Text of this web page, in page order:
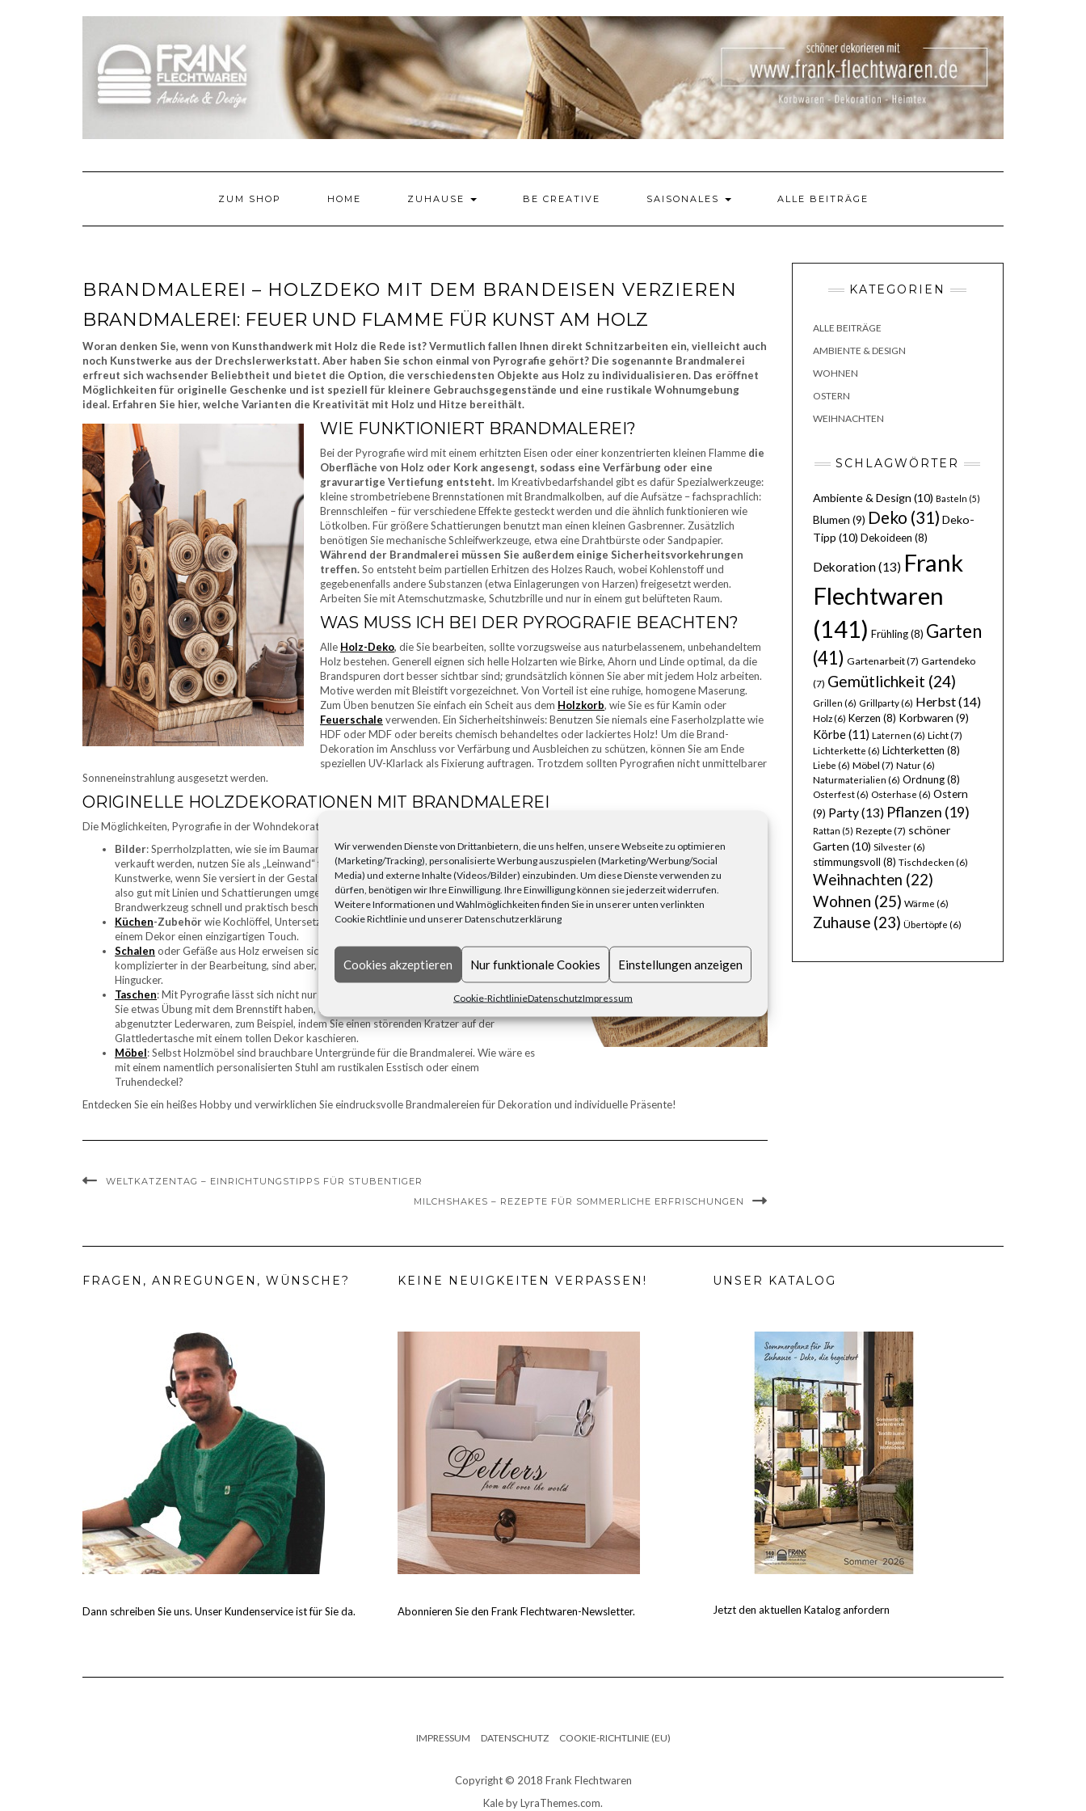
Wir verwenden Dienste von Drittanbietern, die uns helfen, unsere Webseite zu optimieren
(Marketing/Tracking), personalisierte Werbung auszuspielen (Marketing/Werbung/Social
Media) und externe Inhalte (Videos/Bilder) einzubinden. Um diese Dienste verwenden zu
dürfen, benötigen wir Ihre Einwilligung. Ihre Einwilligung können sie jederzeit widerrufen.
Weitere Informationen und Wahlmöglichkeiten finden Sie in unserer unten verlinkten
Cookie Richtlinie und unserer Datenschutzerklärung
Cookies akzeptieren Nur funktionale Cookies Einstellungen anzeigen
Cookie-RichtlinieDatenschutzImpressum
ZUM SHOP HOME ZUHAUSE BE CREATIVE SAISONALES ALLE BEITRÄGE
BRANDMALEREI – HOLZDEKO MIT DEM BRANDEISEN VERZIEREN
BRANDMALEREI: FEUER UND FLAMME FÜR KUNST AM HOLZ
Woran denken Sie, wenn von Kunsthandwerk mit Holz die Rede ist? Vermutlich fallen Ihnen direkt Schnitzarbeiten ein, vielleicht auch
noch Kunstwerke aus der Drechslerwerkstatt. Aber haben Sie schon einmal von Pyrografie gehört? Die sogenannte Brandmalerei
erfreut sich wachsender Beliebtheit und bietet die Option, die verschiedensten Objekte aus Holz zu individualisieren. Das eröffnet
Möglichkeiten für originelle Geschenke und ist speziell für kleinere Gebrauchsgegenstände und eine rustikale Wohnumgebung
ideal. Erfahren Sie hier, welche Varianten die Kreativität mit Holz und Hitze bereithält.
WIE FUNKTIONIERT BRANDMALEREI?
Bei der Pyrografie wird mit einem erhitzten Eisen oder einer konzentrierten kleinen Flamme die
Oberfläche von Holz oder Kork angesengt, sodass eine Verfärbung oder eine
gravurartige Vertiefung entsteht. Im Kreativbedarfshandel gibt es dafür Spezialwerkzeuge:
kleine strombetriebene Brennstationen mit Brandmalkolben, auf die Aufsätze – fachsprachlich:
Brennschleifen – für verschiedene Effekte gesteckt werden und die ähnlich funktionieren wie
Lötkolben. Für größere Schattierungen benutzt man einen kleinen Gasbrenner. Zusätzlich
benötigen Sie mechanische Schleifwerkzeuge, etwa eine Drahtbürste oder Sandpapier.
Während der Brandmalerei müssen Sie außerdem einige Sicherheitsvorkehrungen
treffen.So entsteht beim partiellen Erhitzen des Holzes Rauch, wobei Kohlenstoff und
gegebenenfalls andere Substanzen (etwa Einlagerungen von Harzen) freigesetzt werden.
Arbeiten Sie mit Atemschutzmaske, Schutzbrille und nur in einem gut belüfteten Raum.
WAS MUSS ICH BEI DER PYROGRAFIE BEACHTEN?
Alle Holz-Deko, die Sie bearbeiten, sollte vorzugsweise aus naturbelassenem, unbehandeltem
Holz bestehen. Generell eignen sich helle Holzarten wie Birke, Ahorn und Linde optimal, da die
Brandspuren dort besser sichtbar sind; grundsätzlich können Sie aber mit jedem Holz arbeiten.
Motive werden mit Bleistift vorgezeichnet. Von Vorteil ist eine ruhige, homogene Maserung.
Zum Üben benutzen Sie einfach ein Scheit aus dem Holzkorb, wie Sie es für Kamin oder
Feuerschale verwenden. Ein Sicherheitshinweis: Benutzen Sie niemals eine Faserholzplatte wie
HDF oder MDF oder bereits chemisch behandeltes oder lackiertes Holz! Um die Brand-
Dekoration im Anschluss vor Verfärbung und Ausbleichen zu schützen, können Sie am Ende
speziellen UV-Klarlack als Fixierung auftragen. Trotzdem sollten Pyrografien nicht unmittelbarer
Sonneneinstrahlung ausgesetzt werden.
ORIGINELLE HOLZDEKORATIONEN MIT BRANDMALEREI
Die Möglichkeiten, Pyrografie in der Wohndekoration einzusetzen, sind vielfältig – vom reinen Schmuckwert bis zum praktischen Gebrauch.
Bilder: Sperrholzplatten, wie sie im Baumarkt in unterschiedlichen Stärken und Holzarten
verkauft werden, nutzen Sie als „Leinwand“ für grafische Projekte. Eindrucksvoll sind solche
Kunstwerke, wenn Sie versiert in der Gestaltung von Bleistift- und Kohlezeichnungen sind,
also gut mit Linien und Schattierungen umgehen können.Kistensind mit dem
Brandwerkzeug schnell und praktisch beschriftet, verziert und personalisiert.
Küchen-Zubehörwie Kochlöffel, Untersetzer und Schneidbretter aus Holz bekommen mit
einem Dekor einen einzigartigen Touch.
Schalen oder Gefäße aus Holz erweisen sich aufgrund der gewölbten Außenseite als etwas
komplizierter in der Bearbeitung, sind aber, mit Brandmalereien verziert, absolute
Hingucker.
Taschen: Mit Pyrografie lässt sich nicht nur Holz, sondern sogar Leder verzieren. Sobald
Sie etwas Übung mit dem Brennstift haben, wagen Sie sich doch einmal ans Aufpeppen
abgenutzter Lederwaren, zum Beispiel, indem Sie einen störenden Kratzer auf der
Glattledertasche mit einem tollen Dekor kaschieren.
Möbel: Selbst Holzmöbel sind brauchbare Untergründe für die Brandmalerei. Wie wäre es
mit einem namentlich personalisierten Stuhl am rustikalen Esstisch oder einem
Truhendeckel?
Entdecken Sie ein heißes Hobby und verwirklichen Sie eindrucksvolle Brandmalereien für Dekoration und individuelle Präsente!
WELTKATZENTAG – EINRICHTUNGSTIPPS FÜR STUBENTIGER
MILCHSHAKES – REZEPTE FÜR SOMMERLICHE ERFRISCHUNGEN
KATEGORIEN
ALLE BEITRÄGE
AMBIENTE & DESIGN
WOHNEN
OSTERN
WEIHNACHTEN
SCHLAGWÖRTER
Ambiente & Design (10) Basteln (5)
Blumen (9) Deko (31) Deko-
Tipp (10) Dekoideen (8)
Dekoration(13) Frank
Flechtwaren
(141) Frühling(8) Garten
(41) Gartenarbeit(7) Gartendeko
(7) Gemütlichkeit (24)
Grillen (6) Grillparty(6) Herbst(14)
Holz(6) Kerzen (8) Korbwaren (9)
Körbe(11) Laternen (6) Licht(7)
Lichterkette (6) Lichterketten (8)
Liebe (6) Möbel (7) Natur(6)
Naturmaterialien (6) Ordnung(8)
Osterfest(6) Osterhase (6) Ostern
(9) Party(13) Pflanzen (19)
Rattan (5) Rezepte(7) schöner
Garten (10) Silvester(6)
stimmungsvoll (8) Tischdecken (6)
Weihnachten (22)
Wohnen (25) Wärme (6)
Zuhause(23) Übertöpfe (6)
FRAGEN, ANREGUNGEN, WÜNSCHE?
Dann schreiben Sie uns. Unser Kundenservice ist für Sie da.
KEINE NEUIGKEITEN VERPASSEN!
Abonnieren Sie den Frank Flechtwaren-Newsletter.
UNSER KATALOG
Jetzt den aktuellen Katalog anfordern
IMPRESSUM DATENSCHUTZ COOKIE-RICHTLINIE (EU)
Copyright © 2018 Frank Flechtwaren
Kaleby LyraThemes.com.